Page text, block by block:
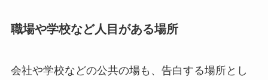
職場や学校など人目がある場所
会社や学校などの公共の場も、告白する場所とし